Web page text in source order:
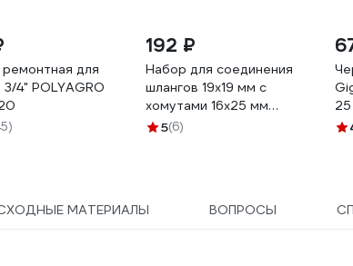
для
3/4" POLYAGRO
192 ₽
Набор для соединения
шлангов 19x19 мм с
хомутами 16х25 мм
Супримпласт
5(6)
МАТЕРИАЛЫ ВОПРОСЫ